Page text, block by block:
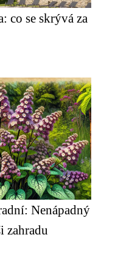
co se skrývá za
Nenápadný
zahradu